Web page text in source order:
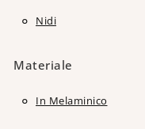
Nidi
Materiale
In Melaminico